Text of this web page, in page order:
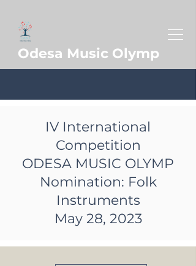
Odesa Music Olymp
IV International
Competition
ODESA MUSIC OLYMP
Nomination: Folk
Instruments
May 28, 2023